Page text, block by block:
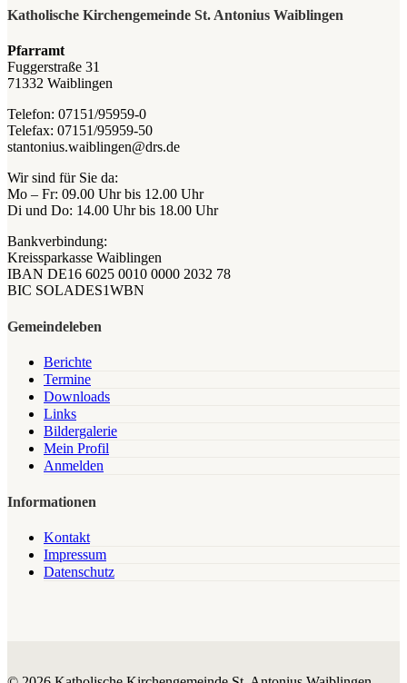
Katholische Kirchengemeinde St. Antonius Waiblingen
Pfarramt
Fuggerstraße 31
71332 Waiblingen
Telefon: 07151/95959-0
Telefax: 07151/95959-50
stantonius.waiblingen@drs.de
Wir sind für Sie da:
Mo – Fr: 09.00 Uhr bis 12.00 Uhr
Di und Do: 14.00 Uhr bis 18.00 Uhr
Bankverbindung:
Kreissparkasse Waiblingen
IBAN DE16 6025 0010 0000 2032 78
BIC SOLADES1WBN
Gemeindeleben
Berichte
Termine
Downloads
Links
Bildergalerie
Mein Profil
Anmelden
Informationen
Kontakt
Impressum
Datenschutz